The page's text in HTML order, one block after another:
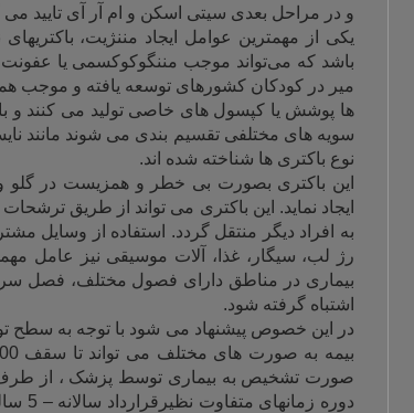
و در مراحل بعدی سیتی اسکن و ام آر آی تایید می
یکی از مهمترین عوامل ایجاد مننژیت، باکتریهای
باشد که می‌تواند موجب مننگوکوکسمی یا
میر در کودکان کشورهای توسعه یافته و موجب
ها پوشش یا کپسول های خاصی تولید می کنند و با
سویه های مختلفی تقسیم بندی می شوند مانند
نوع باکتری ها شناخته شده اند.
ایجاد نماید. این باکتری می تواند از طریق
به افراد دیگر منتقل گردد. استفاده از وسایل
رژ لب، سیگار، غذا، آلات موسیقی نیز عامل
بیماری در مناطق دارای فصول مختلف، فصل
اشتباه گرفته شود.
در این خصوص پیشنهاد می شود با توجه به سطح
صورت تشخیص به بیماری توسط پزشک ، از طرف